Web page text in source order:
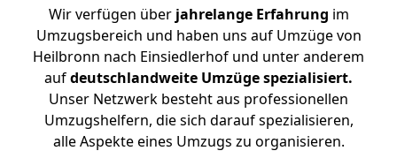
Wir verfügen überjahrelange Erfahrung im
Umzugsbereich und haben uns auf Umzüge von
Heilbronn nach Einsiedlerhof und unter anderem
aufdeutschlandweite Umzüge spezialisiert.
Unser Netzwerk besteht aus professionellen
Umzugshelfern, die sich darauf spezialisieren,
alle Aspekte eines Umzugs zu organisieren.